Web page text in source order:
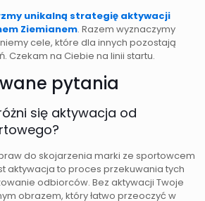
unikalną strategię aktywacji
Ziemianem. Razem wyznaczymy
cele, które dla innych pozostają
Czekam na Ciebie na linii startu.
pytania
się aktywacja od
do skojarzenia marki ze sportowcem
aktywacja to proces przekuwania tych
odbiorców. Bez aktywacji Twoje
obrazem, który łatwo przeoczyć w